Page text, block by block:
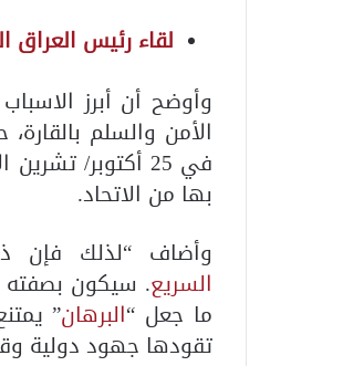
لقاء رئيس العراق
وأوضح أن أبرز
الأمن والسلم
بها من الاتحاد.
وأضاف “لذلك فإن
السريع. سيكون بصفته
ما جعل “البرهان”
تقودها جهود دولية